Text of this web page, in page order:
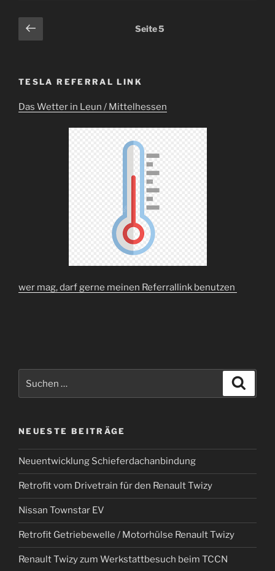
Bremsen
Revision“
Seitennummerierung
der
Vorherige
Seite
Seite5
TESLA REFERRAL LINK
Das Wetter in Leun / Mittelhessen
wer mag, darf gerne meinen Referrallink benutzen
NEUESTE BEITRÄGE
Neuentwicklung Schieferdachanbindung
Retrofit vom Drivetrain für den Renault Twizy
Nissan Townstar EV
Retrofit Getriebewelle / Motorhülse Renault Twizy
Renault Twizy zum Werkstattbesuch beim TCCN